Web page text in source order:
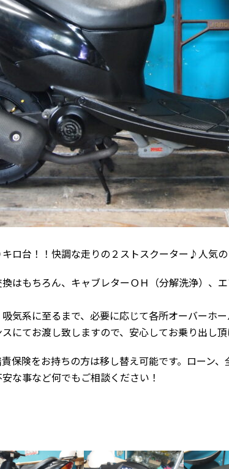
ロ台！！快調な走りの２ストスクーター♪人気
はもちろん、キャブレターＯＨ（分解洗浄）、
吸気系に至るまで、必要に応じて各所オーバー
にてお渡し致しますので、安心してお乗り出し
険をお持ちの方は移し替え可能です。ローン
な事など何でもご相談ください！